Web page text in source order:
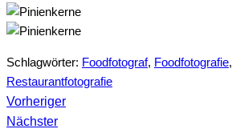
Schlagwörter: Foodfotograf, Foodfotografie,
Restaurantfotografie
Beitragsnavigation
Vorherigervorheriger
Nächsternächster